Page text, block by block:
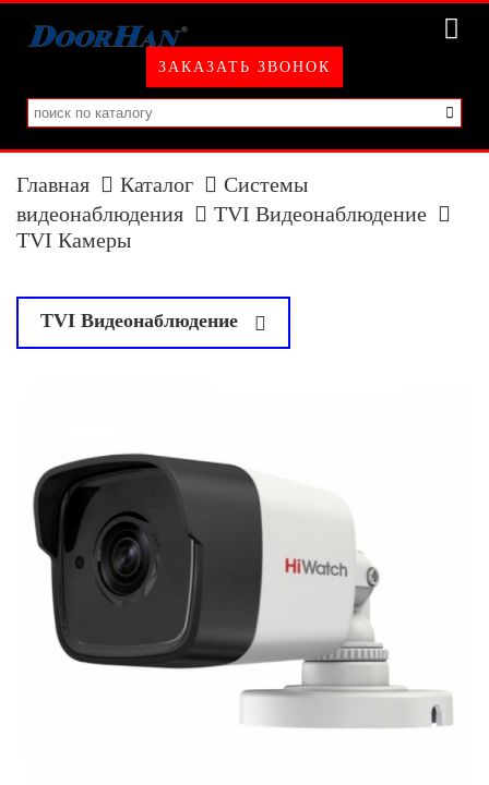
ЗАКАЗАТЬ ЗВОНОК
Главная Каталог
Системы
видеонаблюдения
TVI Видеонаблюдение
TVI Камеры
TVI Видеонаблюдение